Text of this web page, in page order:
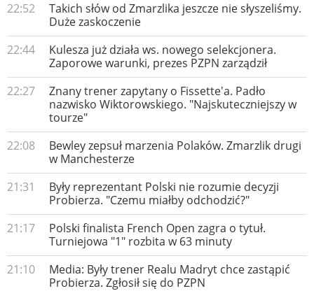
22:52
Takich słów od Zmarzlika jeszcze nie słyszeliśmy.
Duże zaskoczenie
22:44
Kulesza już działa ws. nowego selekcjonera.
Zaporowe warunki, prezes PZPN zarządził
22:27
Znany trener zapytany o Fissette'a. Padło
nazwisko Wiktorowskiego. "Najskuteczniejszy w
tourze"
22:08
Bewley zepsuł marzenia Polaków. Zmarzlik drugi
w Manchesterze
21:31
Były reprezentant Polski nie rozumie decyzji
Probierza. "Czemu miałby odchodzić?"
21:17
Polski finalista French Open zagra o tytuł.
Turniejowa "1" rozbita w 63 minuty
21:10
Media: Były trener Realu Madryt chce zastąpić
Probierza. Zgłosił się do PZPN